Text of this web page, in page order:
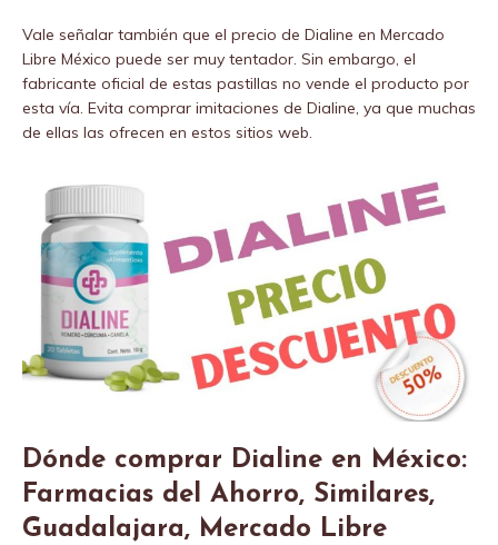
Vale señalar también que el precio de Dialine en Mercado
Libre México puede ser muy tentador. Sin embargo, el
fabricante oficial de estas pastillas no vende el producto por
esta vía. Evita comprar imitaciones de Dialine, ya que muchas
de ellas las ofrecen en estos sitios web.
Dónde comprar Dialine en México:
Farmacias del Ahorro, Similares,
Guadalajara, Mercado Libre